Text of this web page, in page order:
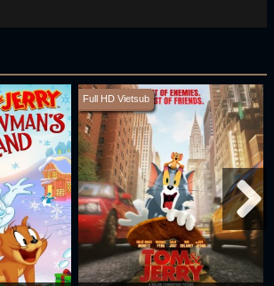
Full HD Vietsub